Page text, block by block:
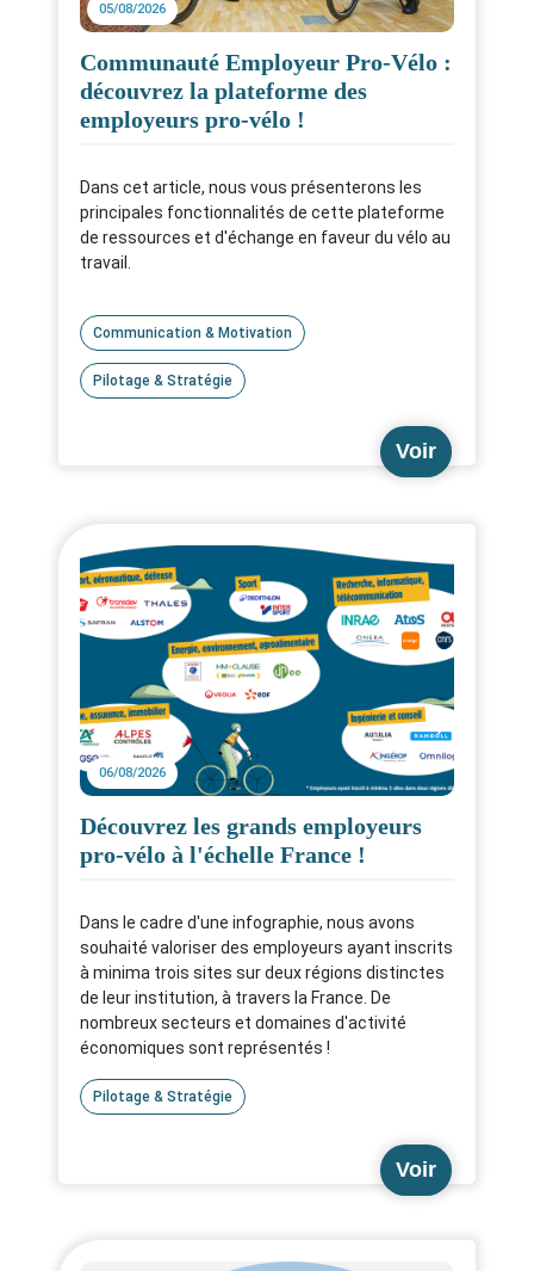
05/08/2026
Communauté Employeur Pro-Vélo :
découvrez la plateforme des
employeurs pro-vélo !
Dans cet article, nous vous présenterons les
principales fonctionnalités de cette plateforme
de ressources et d'échange en faveur du vélo au
travail.
Communication & Motivation
Pilotage & Stratégie
Voir
06/08/2026
Découvrez les grands employeurs
pro-vélo à l'échelle France !
Dans le cadre d'une infographie, nous avons
souhaité valoriser des employeurs ayant inscrits
à minima trois sites sur deux régions distinctes
de leur institution, à travers la France. De
nombreux secteurs et domaines d'activité
économiques sont représentés !
Vous voulez découvrir les grands groupes et
institutions investis dans la promotion du vélo
Pilotage & Stratégie
Voir